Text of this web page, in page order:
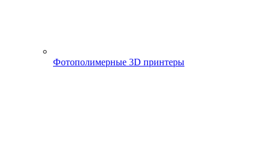
Фотополимерные 3D принтеры